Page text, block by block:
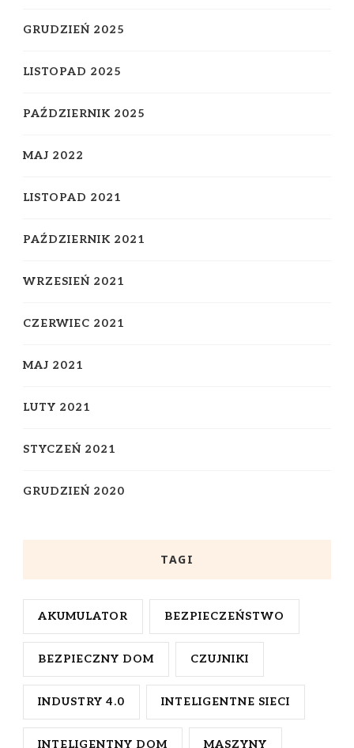
GRUDZIEŃ 2025
LISTOPAD 2025
PAŹDZIERNIK 2025
MAJ 2022
LISTOPAD 2021
PAŹDZIERNIK 2021
WRZESIEŃ 2021
CZERWIEC 2021
MAJ 2021
LUTY 2021
STYCZEŃ 2021
GRUDZIEŃ 2020
TAGI
AKUMULATOR BEZPIECZEŃSTWO
BEZPIECZNY DOM CZUJNIKI
INDUSTRY 4.0 INTELIGENTNE SIECI
INTELIGENTNY DOM MASZYNY